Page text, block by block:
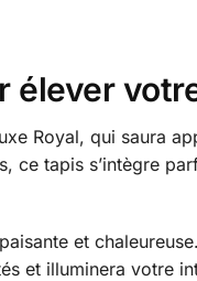
élever
Royal, qui saura
tapis s’intègre
et
et illuminera votre